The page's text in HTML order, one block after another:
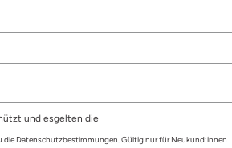
und esgelten die
die Datenschutzbestimmungen. Gültig nur für Neukund:innen